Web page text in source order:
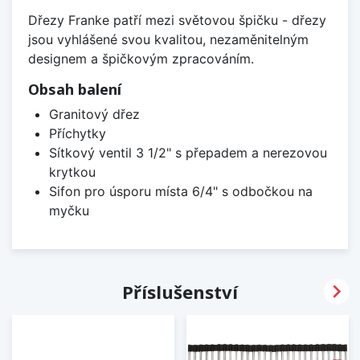
Dřezy Franke patří mezi světovou špičku - dřezy
jsou vyhlášené svou kvalitou, nezaměnitelným
designem a špičkovým zpracováním.
Obsah balení
Granitový dřez
Příchytky
Sítkový ventil 3 1/2" s přepadem a nerezovou
krytkou
Sifon pro úsporu místa 6/4" s odbočkou na
myčku
Příslušenství 